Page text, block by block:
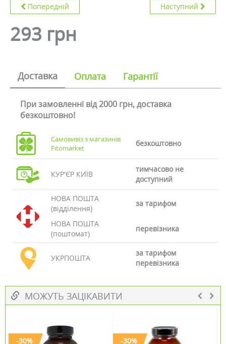
Попередній Наступний
293 грн
Доставка Оплата Гарантії
При замовленні від 2000 грн, доставка
безкоштовно!
Самовивіз з магазинів
Fitomarket
безкоштовно
КУР'ЄР КИЇВ
тимчасово не
доступний
НОВА ПОШТА
(відділення)
за тарифом
НОВА ПОШТА
(поштомат)
перевізника
УКРПОШТА
за тарифом
перевізника
МОЖУТЬ ЗАЦІКАВИТИ
-30% -30%